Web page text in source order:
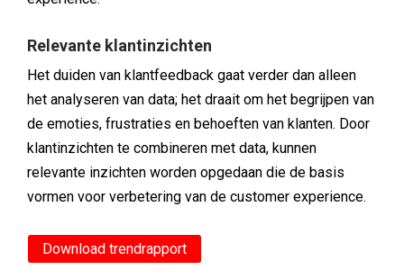
Relevante klantinzichten
Het duiden van klantfeedback gaat verder dan alleen
het analyseren van data; het draait om het begrijpen van
de emoties, frustraties en behoeften van klanten. Door
klantinzichten te combineren met data, kunnen
relevante inzichten worden opgedaan die de basis
vormen voor verbetering van de customer experience.
Download trendrapport